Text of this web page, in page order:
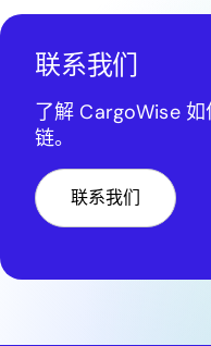
联系我们
了解 CargoWise
链。
联系我们